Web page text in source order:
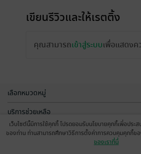
เขียนรีวิวและให้เรตติ้ง
คุณสามารถเข้าสู่ระบบเพื่อแสดงค
เลือกหมวดหมู่
บริการช่วยเหลือ
เกี่ยวกับเรา
เว็บไซต์นี้มีการใช้คุกกี้ โปรดยอมรับนโยบายคุกกี้เพื่อประ
ของท่าน ท่านสามารถศึกษาวิธีการตั้งค่าการควบคุมคุกกี้ข
ของเราที่นี่